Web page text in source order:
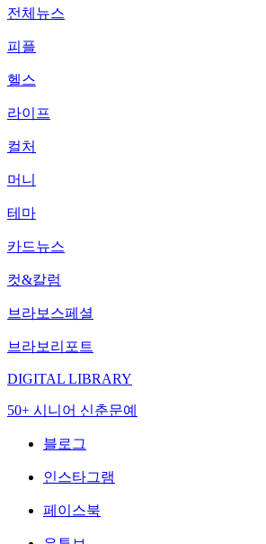
전체뉴스
피플
헬스
라이프
컬처
머니
테마
카드뉴스
컷&칼럼
브라보스페셜
브라보리포트
DIGITAL LIBRARY
50+ 시니어 신춘문예
블로그
인스타그램
페이스북